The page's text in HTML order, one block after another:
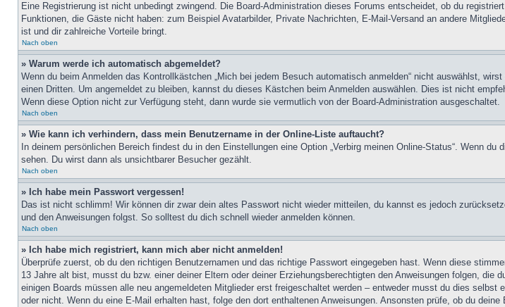
Eine Registrierung ist nicht unbedingt zwingend. Die Board-Administration dieses Forums entscheidet, ob du
Funktionen, die Gäste nicht haben: zum Beispiel Avatarbilder, Private Nachrichten, E-Mail-Versand an andere
ist und dir zahlreiche Vorteile bringt.
Nach oben
» Warum werde ich automatisch abgemeldet?
Wenn du beim Anmelden das Kontrollkästchen „Mich bei jedem Besuch automatisch anmelden“ nicht auswählst,
einen Dritten. Um angemeldet zu bleiben, kannst du dieses Kästchen beim Anmelden auswählen. Dies ist nicht
Wenn diese Option nicht zur Verfügung steht, dann wurde sie vermutlich von der Board-Administration ausgeschaltet.
Nach oben
» Wie kann ich verhindern, dass mein Benutzername in der Online-Liste auftaucht?
In deinem persönlichen Bereich findest du in den Einstellungen eine Option „Verbirg meinen Online-Status“. Wenn
sehen. Du wirst dann als unsichtbarer Besucher gezählt.
Nach oben
» Ich habe mein Passwort vergessen!
Das ist nicht schlimm! Wir können dir zwar dein altes Passwort nicht wieder mitteilen, du kannst es jedoch
und den Anweisungen folgst. So solltest du dich schnell wieder anmelden können.
Nach oben
» Ich habe mich registriert, kann mich aber nicht anmelden!
Überprüfe zuerst, ob du den richtigen Benutzernamen und das richtige Passwort eingegeben hast. Wenn diese
13 Jahre alt bist, musst du bzw. einer deiner Eltern oder deiner Erziehungsberechtigten den Anweisungen folgen,
einigen Boards müssen alle neu angemeldeten Mitglieder erst freigeschaltet werden – entweder musst du dies
oder nicht. Wenn du eine E-Mail erhalten hast, folge den dort enthaltenen Anweisungen. Ansonsten prüfe, ob du